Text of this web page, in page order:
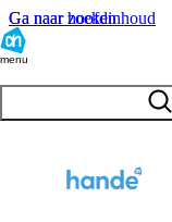
Ga naar hoofdinhoud
Ga naar zoeken
menu